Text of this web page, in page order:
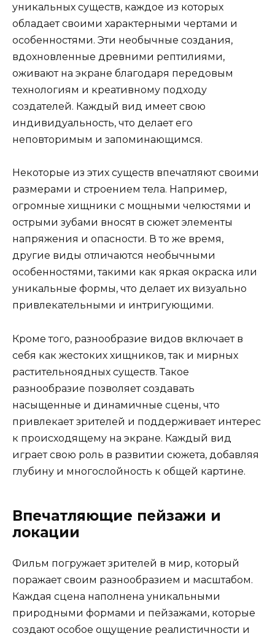
уникальных существ, каждое из которых
обладает своими характерными чертами и
особенностями. Эти необычные создания,
вдохновленные древними рептилиями,
оживают на экране благодаря передовым
технологиям и креативному подходу
создателей. Каждый вид имеет свою
индивидуальность, что делает его
неповторимым и запоминающимся.
Некоторые из этих существ впечатляют своими
размерами и строением тела. Например,
огромные хищники с мощными челюстями и
острыми зубами вносят в сюжет элементы
напряжения и опасности. В то же время,
другие виды отличаются необычными
особенностями, такими как яркая окраска или
уникальные формы, что делает их визуально
привлекательными и интригующими.
Кроме того, разнообразие видов включает в
себя как жестоких хищников, так и мирных
растительноядных существ. Такое
разнообразие позволяет создавать
насыщенные и динамичные сцены, что
привлекает зрителей и поддерживает интерес
к происходящему на экране. Каждый вид
играет свою роль в развитии сюжета, добавляя
глубину и многослойность к общей картине.
Впечатляющие пейзажи и
локации
Фильм погружает зрителей в мир, который
поражает своим разнообразием и масштабом.
Каждая сцена наполнена уникальными
природными формами и пейзажами, которые
создают особое ощущение реалистичности и